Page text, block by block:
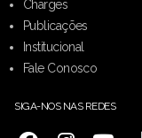
Charges
Publicações
Institucional
Fale Conosco
SIGA-NOS NAS REDES